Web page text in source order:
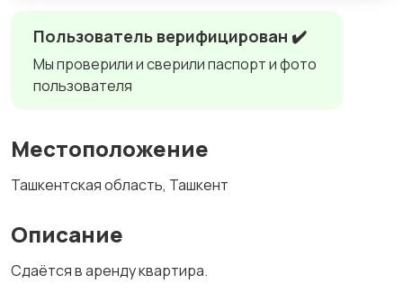
Пользователь верифицирован ✔️
Мы проверили и сверили паспорт и фото
пользователя
Местоположение
Ташкентская область, Ташкент
Описание
Сдаётся в аренду квартира.